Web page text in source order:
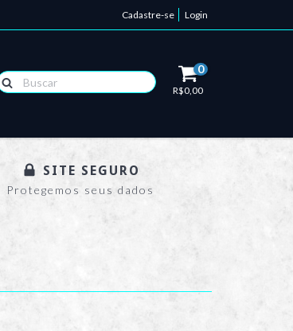
Cadastre-se Login
0
R$0,00
SITE SEGURO
Protegemos seus dados